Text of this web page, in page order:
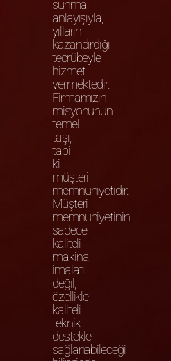
sunma
anlayışıyla,
yılların
kazandırdığı
tecrübeyle
hizmet
vermektedir.
Firmamızın
misyonunun
temel
taşı,
tabi
ki
müşteri
memnuniyetidir.
Müşteri
memnuniyetinin
sadece
kaliteli
makina
imalatı
değil,
özellikle
kaliteli
teknik
destekle
sağlanabileceği